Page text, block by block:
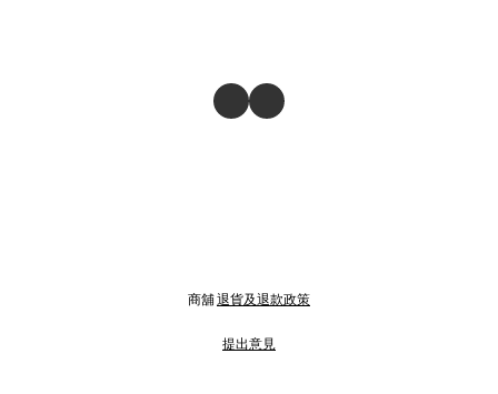
商舖退貨及退款政策
提出意見